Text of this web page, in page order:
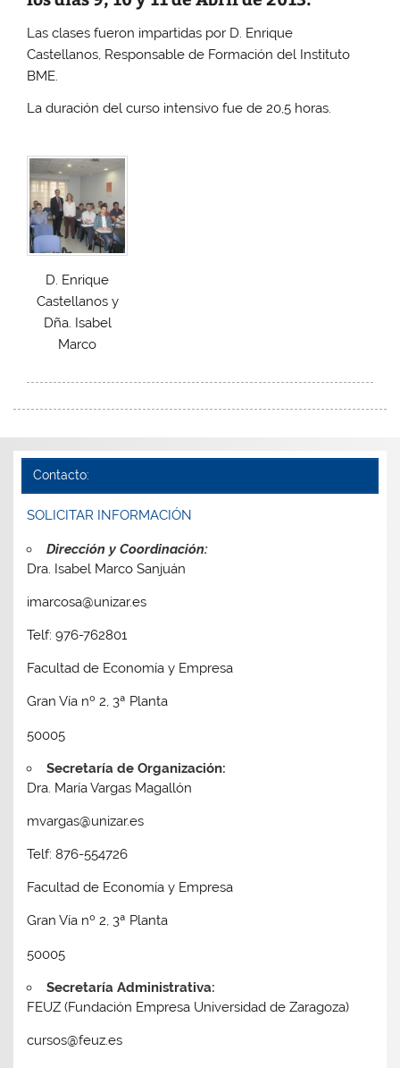
Las clases fueron impartidas por D. Enrique
Castellanos, Responsable de Formación del Instituto
BME.
La duración del curso intensivo fue de 20,5 horas.
D. Enrique
Castellanos y
Dña. Isabel
Marco
Contacto:
SOLICITAR INFORMACIÓN
Dirección y Coordinación:
Dra. Isabel Marco Sanjuán
imarcosa@unizar.es
Telf: 976-762801
Facultad de Economía y Empresa
Gran Vía nº 2, 3ª Planta
50005
Secretaría de Organización:
Dra. María Vargas Magallón
mvargas@unizar.es
Telf: 876-554726
Facultad de Economía y Empresa
Gran Vía nº 2, 3ª Planta
50005
Secretaría Administrativa:
FEUZ (Fundación Empresa Universidad de Zaragoza)
cursos@feuz.es